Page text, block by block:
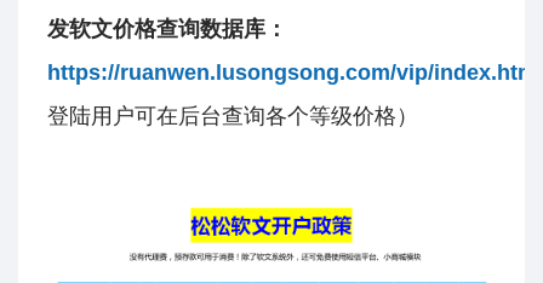
发软文价格查询数据库：
https://ruanwen.lusongsong.com/vip/index.html
登陆用户可在后台查询各个等级价格）